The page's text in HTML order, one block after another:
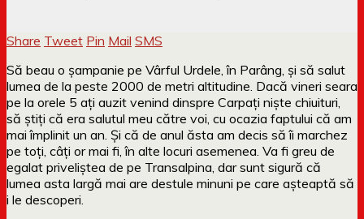
Share Tweet Pin Mail SMS
Să beau o șampanie pe Vârful Urdele, în Parâng, și să salut
lumea de la peste 2000 de metri altitudine. Dacă vineri seara
pe la orele 5 ați auzit venind dinspre Carpați niște chiuituri,
să știți că era salutul meu către voi, cu ocazia faptului că am
mai împlinit un an. Și că de anul ăsta am decis să îi marchez
pe toți, câți or mai fi, în alte locuri asemenea. Va fi greu de
egalat priveliștea de pe Transalpina, dar sunt sigură că
lumea asta largă mai are destule minuni pe care așteaptă să
i le descoperi.